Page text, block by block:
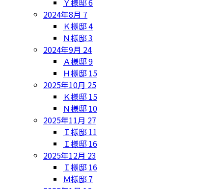
Ｙ様邸6
2024年8月 7
Ｋ様邸4
Ｎ様邸3
2024年9月 24
Ａ様邸9
Ｈ様邸 15
2025年10月 25
Ｋ様邸 15
Ｎ様邸 10
2025年11月 27
Ｉ様邸 11
Ｉ様邸 16
2025年12月 23
Ｉ様邸 16
Ｍ様邸 7